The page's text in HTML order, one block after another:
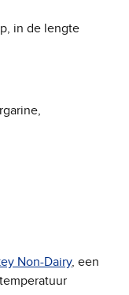
in de lengte
Non-Dairy, een